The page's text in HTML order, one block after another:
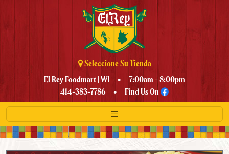
Seleccione Su Tienda
El Rey Foodmart | WI • 7:00am - 8:00pm
414-383-7786 • Find Us On